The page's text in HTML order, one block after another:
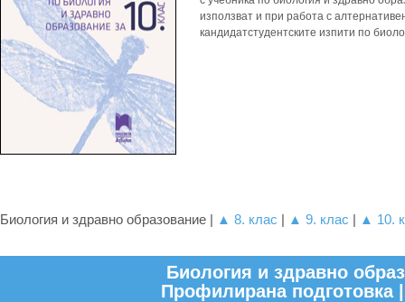
използват и при работа с
кандидатстудентските изпити по
Биология и здравно образование | ▲ 8. клас | ▲ 9. клас | ▲ 10.
Биология и здравно
Профилирана подготовка